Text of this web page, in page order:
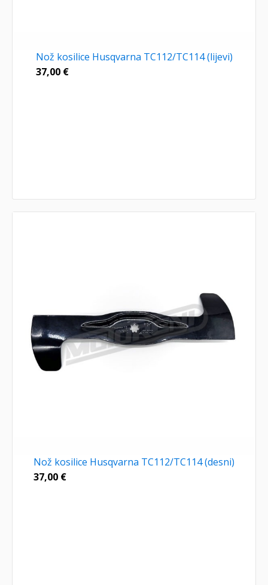
Nož kosilice Husqvarna TC112/TC114 (lijevi)
37,00 €
Nož kosilice Husqvarna TC112/TC114 (desni)
37,00 €